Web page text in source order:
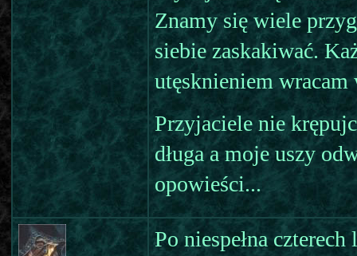
Znamy się wiele
siebie zaskakiwać.
utęsknieniem
Przyjaciele nie
długa a moje uszy
opowieści...
Po niespełna